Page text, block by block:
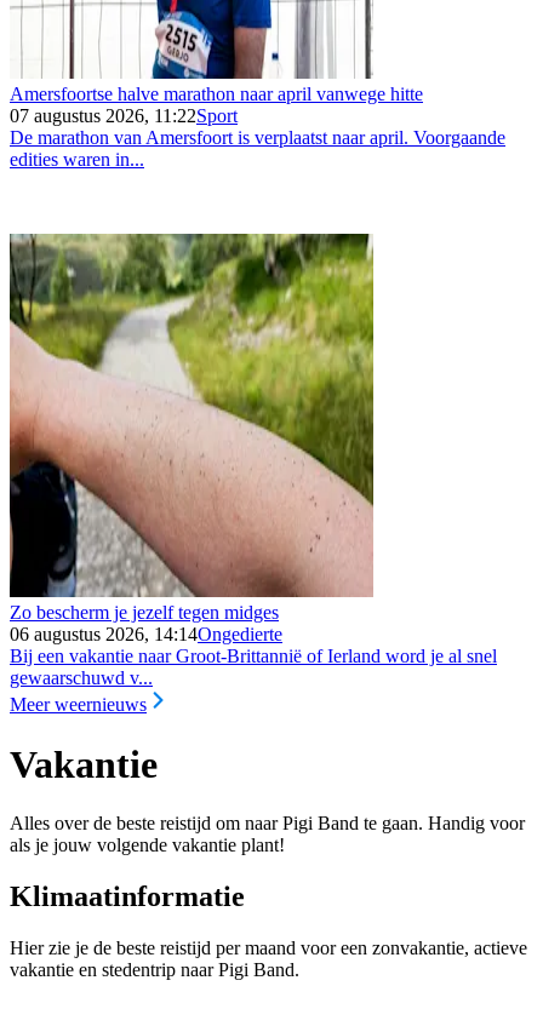
Amersfoortse halve marathon naar april vanwege hitte
07 augustus 2026, 11:22Sport
De marathon van Amersfoort is verplaatst naar april. Voorgaande
edities waren in...
Zo bescherm je jezelf tegen midges
06 augustus 2026, 14:14Ongedierte
Bij een vakantie naar Groot-Brittannië of Ierland word je al snel
gewaarschuwd v...
Meer weernieuws
Vakantie
Alles over de beste reistijd om naar Pigi Band te gaan. Handig voor
als je jouw volgende vakantie plant!
Klimaatinformatie
Hier zie je de beste reistijd per maand voor een zonvakantie, actieve
vakantie en stedentrip naar Pigi Band.